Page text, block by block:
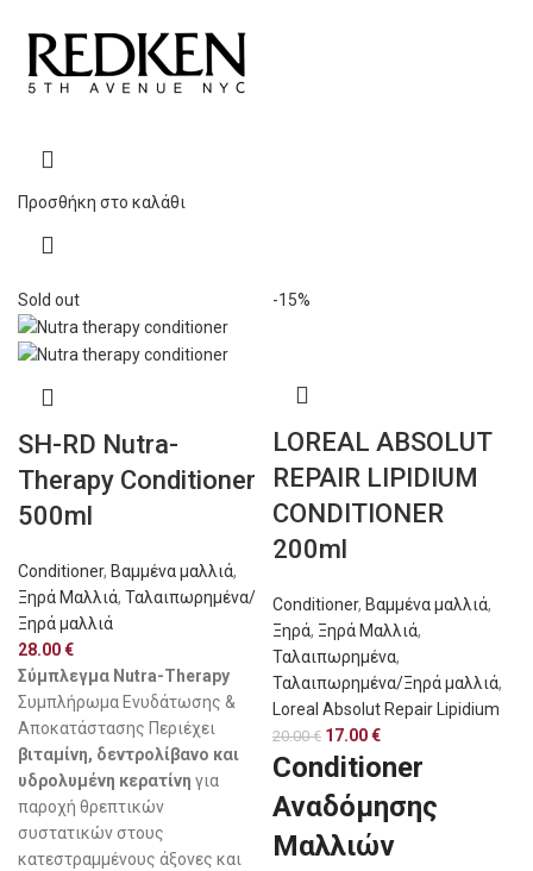
Προσθήκη στο καλάθι
Sold out
SH-RD Nutra-
Therapy Conditioner
500ml
Conditioner, Βαμμένα μαλλιά,
Ξηρά Μαλλιά, Ταλαιπωρημένα/
Ξηρά μαλλιά
28.00€
Σύμπλεγμα Nutra-Therapy
Συμπλήρωμα Ενυδάτωσης &
Αποκατάστασης Περιέχει
βιταμίνη, δεντρολίβανο και
υδρολυμένη κερατίνη για
παροχή θρεπτικών
συστατικών στους
κατεστραμμένους άξονες και
-15%
LOREAL ABSOLUT
REPAIR LIPIDIUM
CONDITIONER
200ml
Conditioner, Βαμμένα μαλλιά,
Ξηρά, Ξηρά Μαλλιά,
Ταλαιπωρημένα,
Ταλαιπωρημένα/Ξηρά μαλλιά,
Loreal Absolut Repair Lipidium
20.00€ 17.00€
Conditioner
Αναδόμησης
Μαλλιών